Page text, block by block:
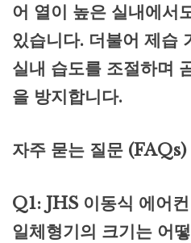
어 열이 높은 실내에서
있습니다. 더불어 제습
실내 습도를 조절하며
을 방지합니다.
자주 묻는 질문 (FAQs)
Q1: JHS 이동식 에어
일체형기의 크기는 어